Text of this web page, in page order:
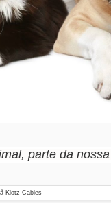
parte da
Klotz Cables